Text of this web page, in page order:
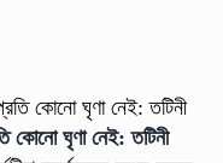
কোনো ঘৃণা নেই: তটিনী